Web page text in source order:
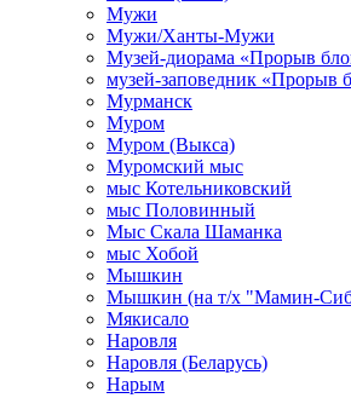
Мужи
Мужи/Ханты-Мужи
Музей-диорама «Прорыв
музей-заповедник «Прорыв
Мурманск
Муром
Муром (Выкса)
Муромский мыс
мыс Котельниковский
мыс Половинный
Мыс Скала Шаманка
мыс Хобой
Мышкин
Мышкин (на т/х "Мамин-
Мякисало
Наровля
Наровля (Беларусь)
Нарым